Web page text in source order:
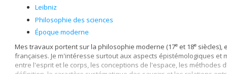
Leibniz
Philosophie des sciences
Époque moderne
Mes travaux portent sur la philosophie moderne (17e et 18e siècles),
françaises. Je m'intéresse surtout aux aspects épistémologiques
entre l'esprit et le corps, les conceptions de l'espace, les